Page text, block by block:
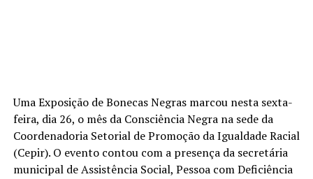
Uma Exposição de Bonecas Negras marcou nesta sexta-
feira, dia 26, o mês da Consciência Negra na sede da
Coordenadoria Setorial de Promoção da Igualdade Racial
(Cepir). O evento contou com a presença da secretária
municipal de Assistência Social, Pessoa com Deficiência